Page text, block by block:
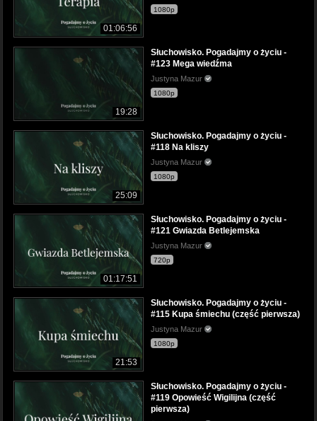
01:06:56
1080p
19:28
Słuchowisko. Pogadajmy o życiu -
#123 Mega wiedźma
Justyna Mazur
1080p
25:09
Słuchowisko. Pogadajmy o życiu -
#118 Na kliszy
Justyna Mazur
1080p
01:17:51
Słuchowisko. Pogadajmy o życiu -
#121 Gwiazda Betlejemska
Justyna Mazur
720p
21:53
Słuchowisko. Pogadajmy o życiu -
#115 Kupa śmiechu (część pierwsza)
Justyna Mazur
1080p
Słuchowisko. Pogadajmy o życiu -
#119 Opowieść Wigilijna (część
pierwsza)